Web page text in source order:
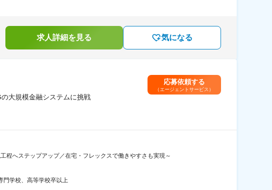
求人詳細を見る 気になる
大規模金融システムに挑戦
応募依頼する
（エージェントサービス）
程へステップアップ／在宅・フレックスで働きやすさも実現～
門学校、高等学校卒以上